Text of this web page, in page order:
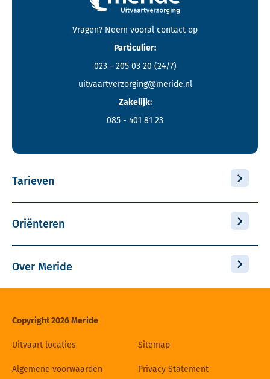
Contactgegevens en footer menu van Meride
Vragen? Neem vooral contact op
Particulier:
023 - 205 03 20 (24/7)
uitvaartverzorging@meride.nl
Zakelijk:
085 - 401 81 23
Tarieven
Oriënteren
Over Meride
Copyright 2026 Meride
Uitvaart locaties Sitemap
Algemene voorwaarden Privacy Statement